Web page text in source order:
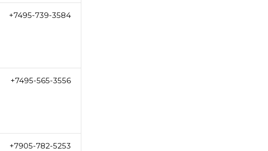
+7495-739-3584
+7495-565-3556
+7905-782-5253